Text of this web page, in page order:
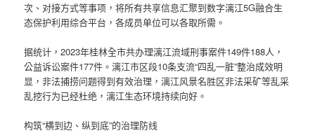
次、对接方式等事项，将所有共享信息汇聚到数字漓江5G融合生
态保护利用综合平台，各成员单位可以各取所需。
据统计，2023年桂林全市共办理漓江流域刑事案件149件188人，
公益诉讼案件177件。漓江市区段10条支流“四乱一脏”整治成效明
显，非法捕捞问题得到有效治理，漓江风景名胜区非法采矿等乱采
乱挖行为已经杜绝，漓江生态环境持续向好。
构筑“横到边、纵到底”的治理防线